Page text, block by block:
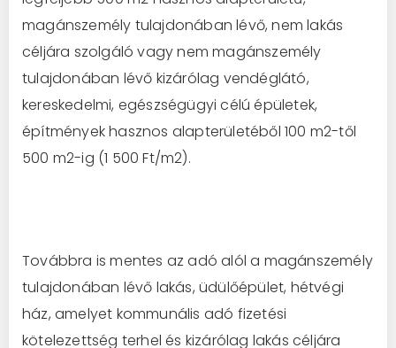
magánszemély tulajdonában lévő, nem lakás
céljára szolgáló vagy nem magánszemély
tulajdonában lévő kizárólag vendéglátó,
kereskedelmi, egészségügyi célú épületek,
építmények hasznos alapterületéből 100 m2-től
500 m2-ig (1 500 Ft/m2).
Továbbra is mentes az adó alól a magánszemély
tulajdonában lévő lakás, üdülőépület, hétvégi
ház, amelyet kommunális adó fizetési
kötelezettség terhel és kizárólag lakás céljára